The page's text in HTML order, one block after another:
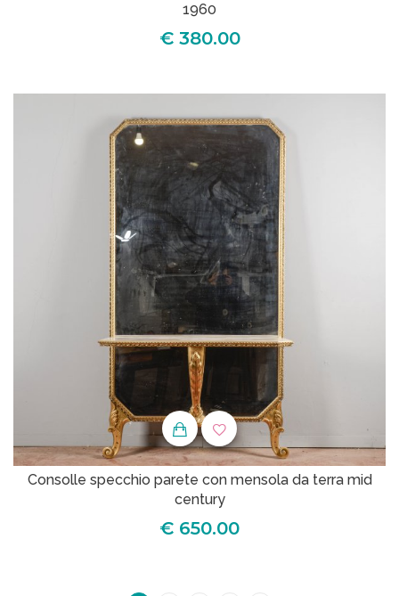
1960
€ 380.00
Consolle specchio parete con mensola da terra mid
century
€ 650.00